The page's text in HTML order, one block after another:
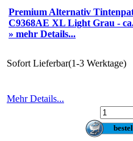
Premium Alternativ
C9368AE XL Light Grau -
» mehr Details...
Sofort Lieferbar(1-3 Werktage)
Mehr Details...